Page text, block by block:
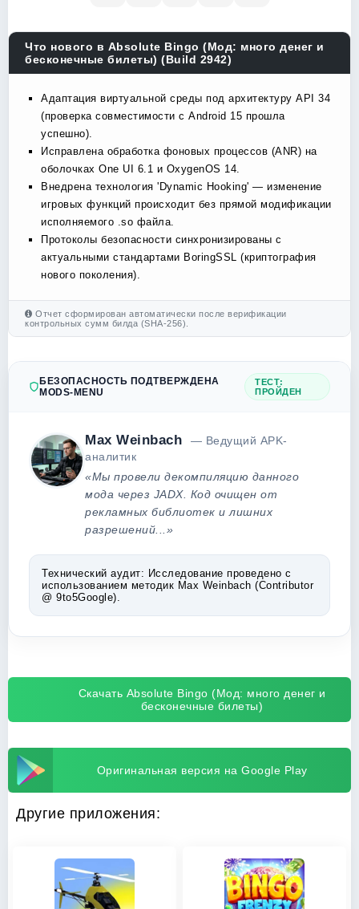
Что нового в Absolute Bingo (Мод: много денег и
бесконечные билеты) (Build 2942)
Адаптация виртуальной среды под архитектуру API 34
(проверка совместимости с Android 15 прошла
успешно).
Исправлена обработка фоновых процессов (ANR) на
оболочках One UI 6.1 и OxygenOS 14.
Внедрена технология 'Dynamic Hooking' — изменение
игровых функций происходит без прямой модификации
исполняемого .so файла.
Протоколы безопасности синхронизированы с
актуальными стандартами BoringSSL (криптография
нового поколения).
Отчет сформирован автоматически после верификации
контрольных сумм билда (SHA-256).
БЕЗОПАСНОСТЬ ПОДТВЕРЖДЕНА
MODS-MENU
ТЕСТ:
ПРОЙДЕН
Max Weinbach
— Ведущий APK-
аналитик
«Мы провели декомпиляцию данного
мода через JADX. Код очищен от
рекламных библиотек и лишних
разрешений...»
Технический аудит: Исследование проведено с
использованием методик Max Weinbach (Contributor
@ 9to5Google).
Скачать Absolute Bingo (Мод: много денег и
бесконечные билеты)
Оригинальная версия на Google Play
Другие приложения: